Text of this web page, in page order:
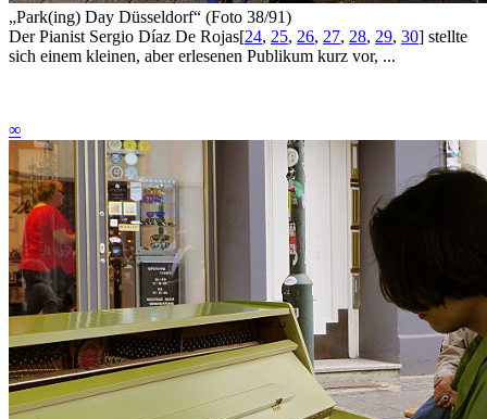
„Park(ing) Day Düsseldorf“ (Foto 38/91)
Der Pianist Sergio Díaz De Rojas[24, 25, 26, 27, 28, 29, 30] stellte
sich einem kleinen, aber erlesenen Publikum kurz vor, ...
∞